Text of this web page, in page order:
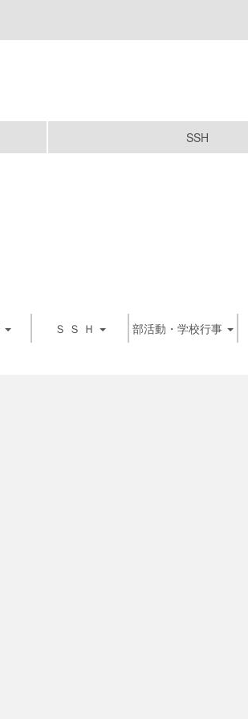
SSH
Ｓ Ｓ Ｈ 部活動・学校行事